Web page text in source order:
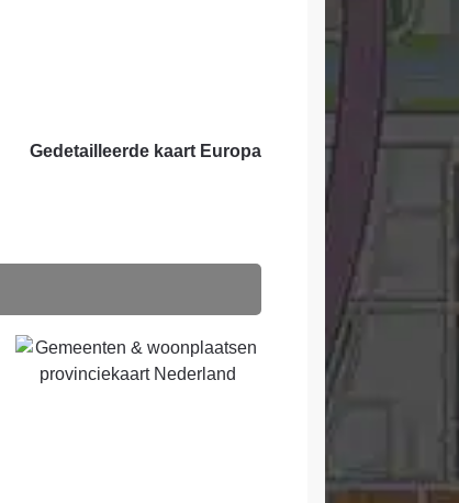
Gedetailleerde kaart Europa